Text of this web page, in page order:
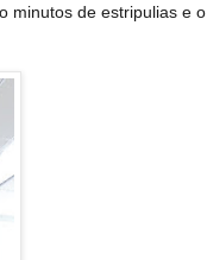
minutos de estripulias e o